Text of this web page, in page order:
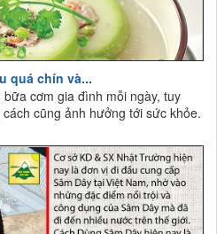
quá chín và...
cơm gia đình mỗi ngày, tuy
cũng ảnh hưởng tới sức khỏe.